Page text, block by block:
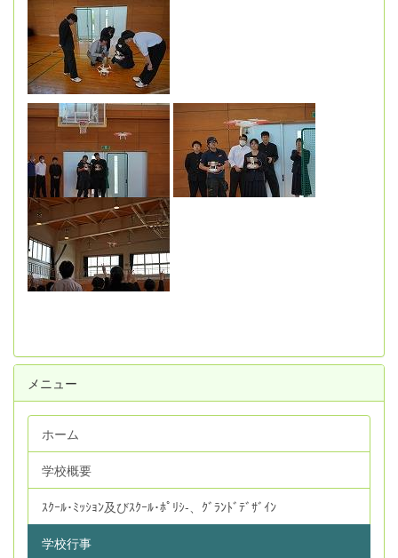
メニュー
ホーム
学校概要
ｽｸｰﾙ･ﾐｯｼｮﾝ及びｽｸｰﾙ･ﾎﾟﾘｼ‐、ｸﾞﾗﾝﾄﾞﾃﾞｻﾞｲﾝ
学校行事